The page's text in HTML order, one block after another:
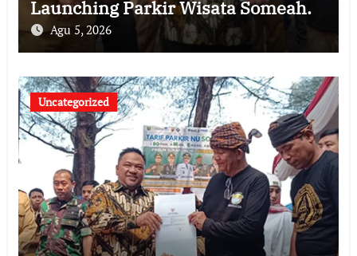
Launching Parkir Wisata Someah.
Agu 5, 2026
Uncategorized